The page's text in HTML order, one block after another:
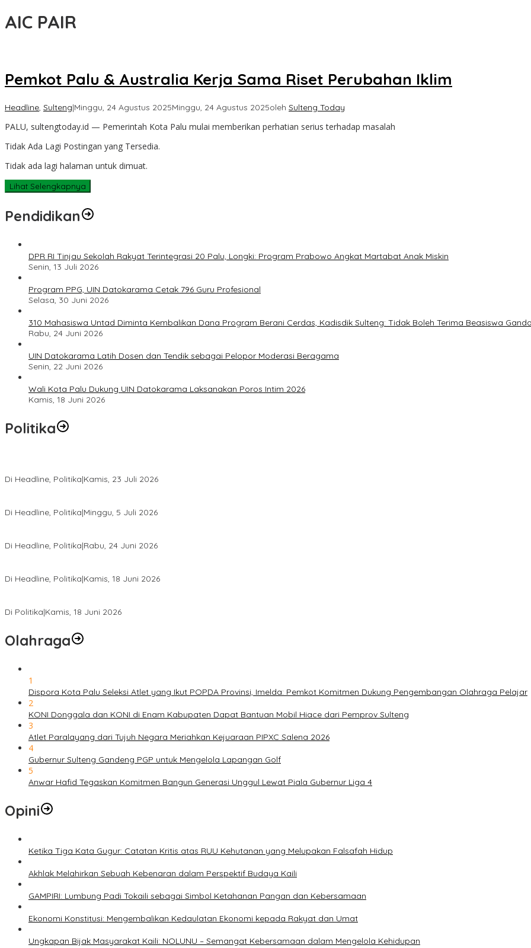
AIC PAIR
Pemkot Palu & Australia Kerja Sama Riset Perubahan Iklim
Headline, Sulteng|Minggu, 24 Agustus 2025Minggu, 24 Agustus 2025oleh Sulteng Today
PALU, sultengtoday.id — Pemerintah Kota Palu mulai memberikan perhatian serius terhadap masalah
Tidak Ada Lagi Postingan yang Tersedia.
Tidak ada lagi halaman untuk dimuat.
Lihat Selengkapnya
Pendidikan
DPR RI Tinjau Sekolah Rakyat Terintegrasi 20 Palu, Longki: Program Prabowo Angkat Martabat Anak Miskin
Senin, 13 Juli 2026
Program PPG, UIN Datokarama Cetak 796 Guru Profesional
Selasa, 30 Juni 2026
310 Mahasiswa Untad Diminta Kembalikan Dana Program Berani Cerdas, Kadisdik Sulteng: Tidak Boleh Terima Beasiswa Ganda
Rabu, 24 Juni 2026
UIN Datokarama Latih Dosen dan Tendik sebagai Pelopor Moderasi Beragama
Senin, 22 Juni 2026
Wali Kota Palu Dukung UIN Datokarama Laksanakan Poros Intim 2026
Kamis, 18 Juni 2026
Politika
Di Headline, Politika|Kamis, 23 Juli 2026
Di Headline, Politika|Minggu, 5 Juli 2026
Di Headline, Politika|Rabu, 24 Juni 2026
Di Headline, Politika|Kamis, 18 Juni 2026
Di Politika|Kamis, 18 Juni 2026
Olahraga
1
Dispora Kota Palu Seleksi Atlet yang Ikut POPDA Provinsi, Imelda: Pemkot Komitmen Dukung Pengembangan Olahraga Pelajar
2
KONI Donggala dan KONI di Enam Kabupaten Dapat Bantuan Mobil Hiace dari Pemprov Sulteng
3
Atlet Paralayang dari Tujuh Negara Meriahkan Kejuaraan PIPXC Salena 2026
4
Gubernur Sulteng Gandeng PGP untuk Mengelola Lapangan Golf
5
Anwar Hafid Tegaskan Komitmen Bangun Generasi Unggul Lewat Piala Gubernur Liga 4
Opini
Ketika Tiga Kata Gugur: Catatan Kritis atas RUU Kehutanan yang Melupakan Falsafah Hidup
Akhlak Melahirkan Sebuah Kebenaran dalam Perspektif Budaya Kaili
GAMPIRI: Lumbung Padi Tokaili sebagai Simbol Ketahanan Pangan dan Kebersamaan
Ekonomi Konstitusi: Mengembalikan Kedaulatan Ekonomi kepada Rakyat dan Umat
Ungkapan Bijak Masyarakat Kaili: NOLUNU – Semangat Kebersamaan dalam Mengelola Kehidupan